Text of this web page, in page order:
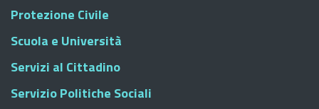
Protezione Civile
Scuola e Università
Servizi al Cittadino
Servizio Politiche Sociali